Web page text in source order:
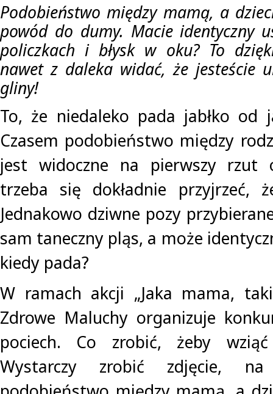
Podobieństwo między mamą, a
powód do dumy. Macie identyczny
policzkach i błysk w oku? To
nawet z daleka widać, że jesteście
gliny!
To, że niedaleko pada jabłko od
Czasem podobieństwo między
jest widoczne na pierwszy rzut
trzeba się dokładnie przyjrzeć,
Jednakowo dziwne pozy
sam taneczny pląs, a może
kiedy pada?
W ramach akcji „Jaka mama,
Zdrowe Maluchy organizuje
pociech. Co zrobić, żeby
Wystarczy zrobić zdjęcie,